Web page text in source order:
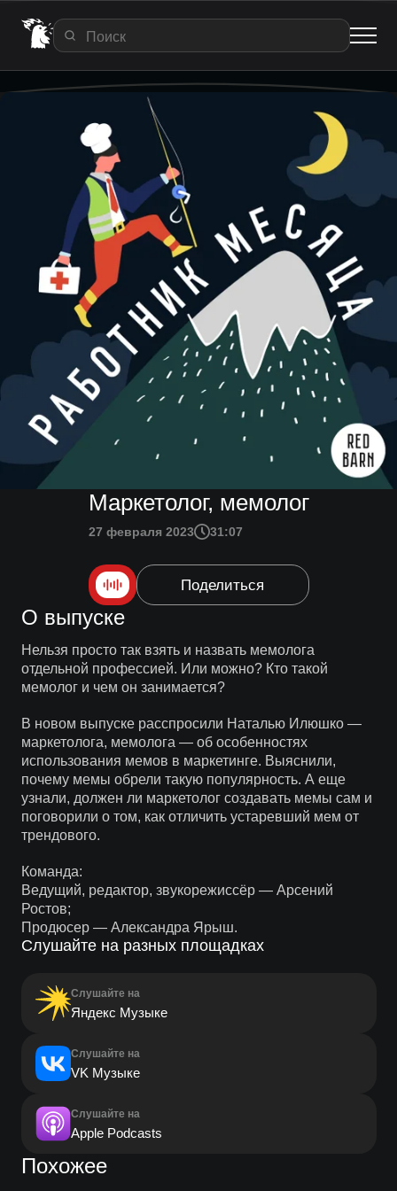
Маркетолог, мемолог
27 февраля 2023 31:07
Поделиться
О выпуске
Нельзя просто так взять и назвать мемолога
отдельной профессией. Или можно? Кто такой
мемолог и чем он занимается?
В новом выпуске расспросили Наталью Илюшко —
маркетолога, мемолога — об особенностях
использования мемов в маркетинге. Выяснили,
почему мемы обрели такую популярность. А еще
узнали, должен ли маркетолог создавать мемы сам и
поговорили о том, как отличить устаревший мем от
трендового.
Команда:
Ведущий, редактор, звукорежиссёр — Арсений
Ростов;
Продюсер — Александра Ярыш.
Слушайте на разных площадках
Слушайте на
Яндекс Музыке
Слушайте на
VK Музыке
Слушайте на
Apple Podcasts
Похожее